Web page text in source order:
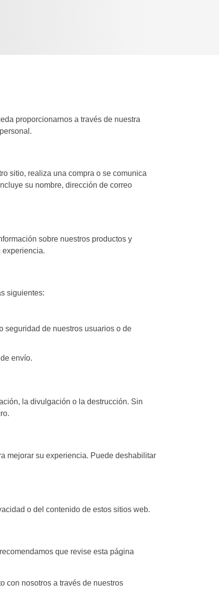
proporcionarnos a través de nuestra
sitio, realiza una compra o se comunica
su nombre, dirección de correo
sobre nuestros productos y
experiencia.
siguientes:
seguridad de nuestros usuarios o de
envío.
la divulgación o la destrucción. Sin
mejorar su experiencia. Puede deshabilitar
o del contenido de estos sitios web.
que revise esta página
con nosotros a través de nuestros